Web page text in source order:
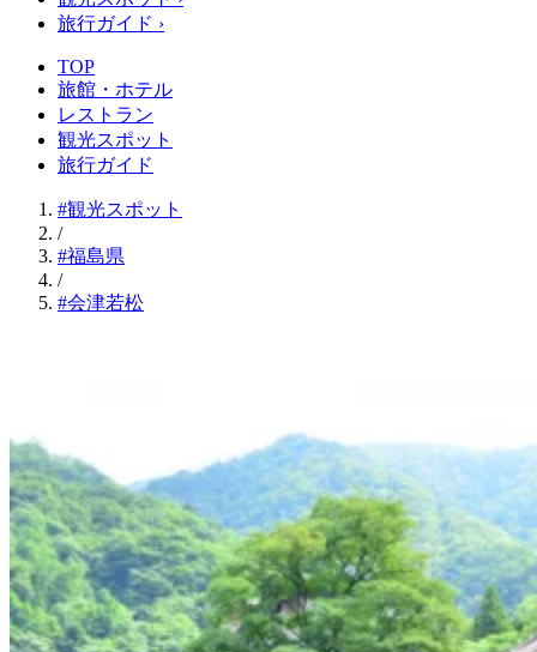
旅行ガイド ›
TOP
旅館・ホテル
レストラン
観光スポット
旅行ガイド
#観光スポット
/
#福島県
/
#会津若松